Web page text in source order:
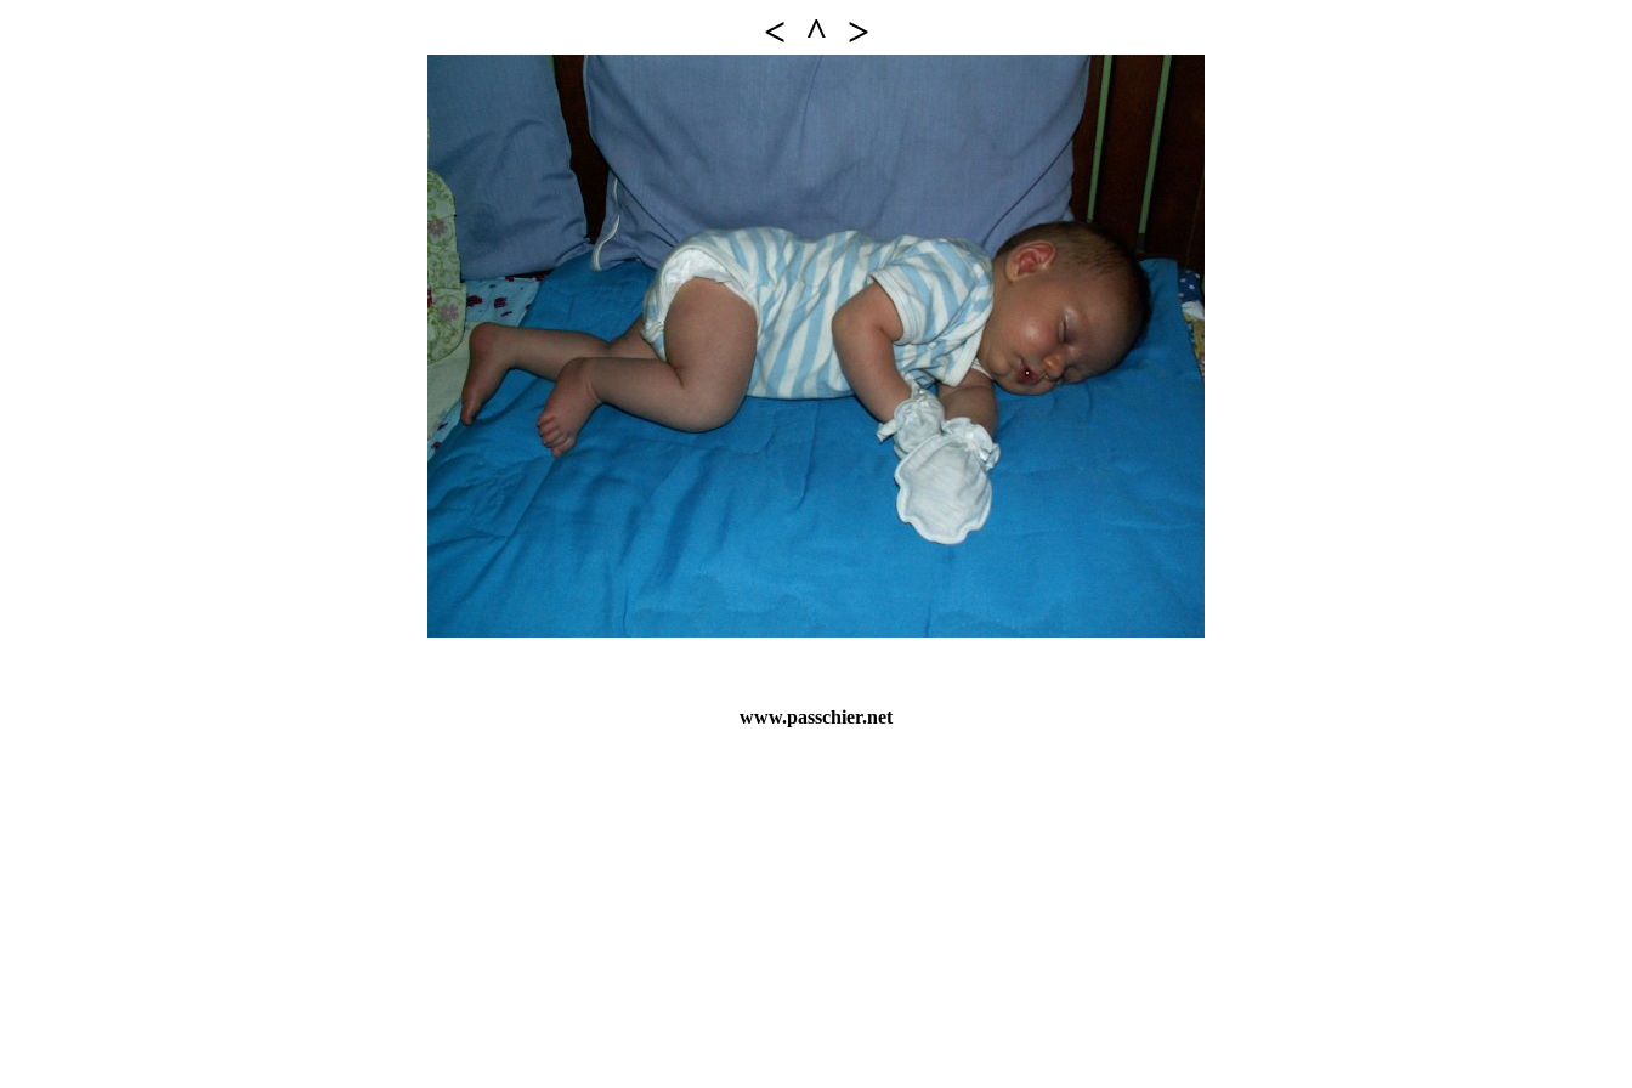
< ^ >
www.passchier.net